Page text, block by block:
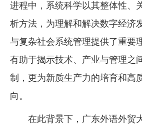
进程中，系统科学以其整体性、
析方法，为理解和解决数字经济
与复杂社会系统管理提供了重要
有助于揭示技术、产业与管理之
制，更为新质生产力的培育和高
向。
在此背景下，广东外语外贸